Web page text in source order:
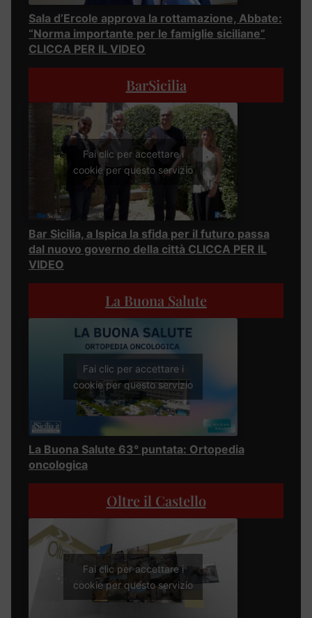
Sala d’Ercole approva la rottamazione, Abbate:
“Norma importante per le famiglie siciliane”
CLICCA PER IL VIDEO
BarSicilia
Fai clic per accettare i
cookie per questo servizio
Bar Sicilia, a Ispica la sfida per il futuro passa
dal nuovo governo della città CLICCA PER IL
VIDEO
La Buona Salute
Fai clic per accettare i
cookie per questo servizio
La Buona Salute 63° puntata: Ortopedia
oncologica
Oltre il Castello
Fai clic per accettare i
cookie per questo servizio